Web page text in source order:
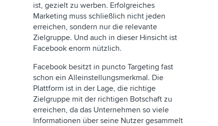
ist, gezielt zu werben. Erfolgreiches
Marketing muss schließlich nicht jeden
erreichen, sondern nur die relevante
Zielgruppe. Und auch in dieser Hinsicht ist
Facebook enorm nützlich.
Facebook besitzt in puncto Targeting fast
schon ein Alleinstellungsmerkmal. Die
Plattform ist in der Lage, die richtige
Zielgruppe mit der richtigen Botschaft zu
erreichen, da das Unternehmen so viele
Informationen über seine Nutzer gesammelt